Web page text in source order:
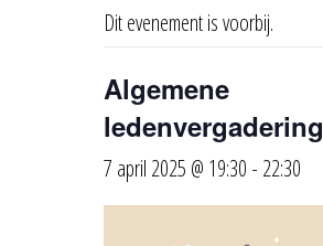
Dit evenement is voorbij.
Algemene
ledenvergadering
7 april 2025 @ 19:30 - 22:30